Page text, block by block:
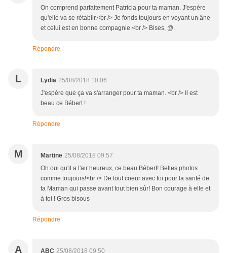
On comprend parfaitement Patricia pour ta maman. J'espère
qu'elle va se rétablir.<br /> Je fonds toujours en voyant un âne
et celui est en bonne compagnie.<br /> Bises, @.
Répondre
L Lydia 25/08/2018 10:06
J'espère que ça va s'arranger pour ta maman. <br /> Il est
beau ce Bébert !
Répondre
M Martine 25/08/2018 09:57
Oh oui qu'il a l'air heureux, ce beau Bébert! Belles photos
comme toujours!<br /> De tout coeur avec toi pour la santé de
ta Maman qui passe avant tout bien sûr! Bon courage à elle et
à toi ! Gros bisous
Répondre
A ABC 25/08/2018 09:50